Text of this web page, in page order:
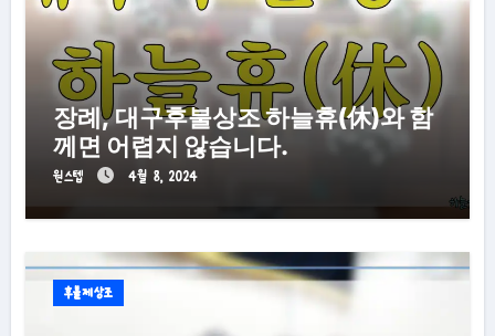
장례, 대구후불상조 하늘휴(休)와 함
께면 어렵지 않습니다.
원스텝 4월 8, 2024
후불제상조